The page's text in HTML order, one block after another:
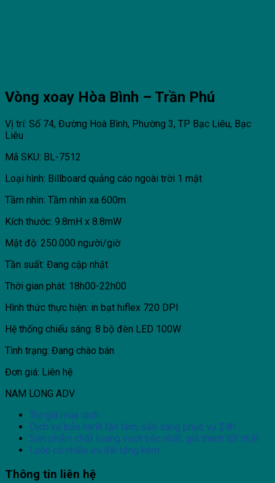
Vòng xoay Hòa Bình – Trần Phú
Vị trí: Số 74, Đường Hoà Bình, Phường 3, TP Bạc Liêu, Bạc
Liêu
Mã SKU: BL-7512
Loại hình: Billboard quảng cáo ngoài trời 1 mặt
Tầm nhìn: Tầm nhìn xa 600m
Kích thước: 9.8mH x 8.8mW
Mật độ: 250.000 người/giờ
Tần suất: Đang cập nhật
Thời gian phát: 18h00-22h00
Hình thức thực hiện: in bạt hiflex 720 DPI
Hệ thống chiếu sáng: 8 bộ đèn LED 100W
Tình trạng: Đang chào bán
Đơn giá: Liên hệ
NAM LONG ADV
Trợ giá mùa dịch
Dịch vụ bảo hành tận tâm, sẵn sàng phục vụ 24h
Sản phẩm chất lượng vượt bậc nhất, giá thành tốt nhất
Luôn có nhiều ưu đãi tặng kèm
Thông tin liên hệ